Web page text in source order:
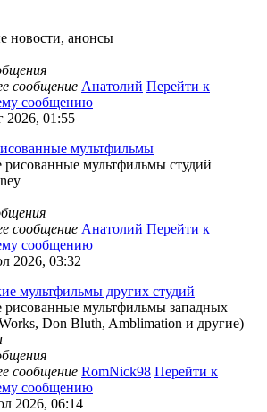
новости, анонсы
сообщение Анатолий Перейти к
сообщению
2026, 01:55
мультфильмы
мультфильмы студий
сообщение Анатолий Перейти к
сообщению
2026, 03:32
мультфильмы других студий
мультфильмы западных
Don Bluth, Amblimation и другие)
сообщение RomNick98 Перейти к
сообщению
2026, 06:14